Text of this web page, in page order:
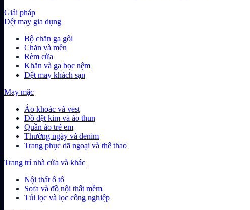
Giải pháp
Dệt may gia dụng
Bộ chăn ga gối
Chăn và mền
Rèm cửa
Khăn và ga bọc nệm
Dệt may khách sạn
May mặc
Áo khoác và vest
Đồ dệt kim và áo thun
Quần áo trẻ em
Thường ngày và denim
Trang phục dã ngoại và thể thao
Trang trí nhà cửa và khác
Nội thất ô tô
Sofa và đồ nội thất mềm
Túi lọc và lọc công nghiệp